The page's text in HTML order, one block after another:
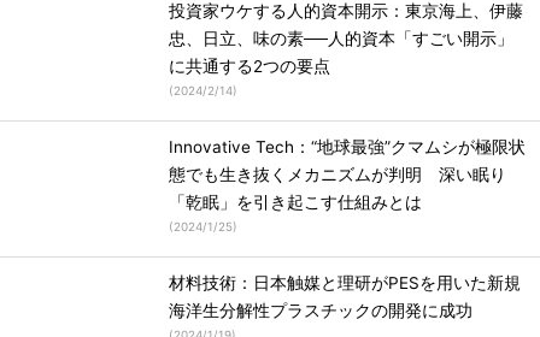
投資家ウケする人的資本開示：東京海上、伊藤
忠、日立、味の素──人的資本「すごい開示」
に共通する2つの要点
(2024/2/14)
Innovative Tech：“地球最強”クマムシが極限状
態でも生き抜くメカニズムが判明 深い眠り
「乾眠」を引き起こす仕組みとは
(2024/1/25)
材料技術：日本触媒と理研がPESを用いた新規
海洋生分解性プラスチックの開発に成功